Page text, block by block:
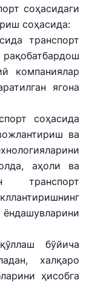
соҳасидаги
соҳасида:
транспорт
компаниялар
ягона
соҳасида
ва
аҳоли ва
транспорт
бўйича
халқаро
ҳисобга